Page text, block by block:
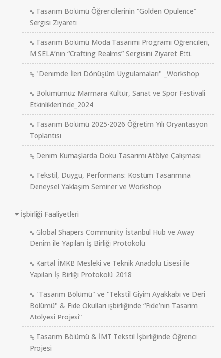
Tasarım Bölümü Öğrencilerinin “Golden Opulence”
Sergisi Ziyareti
Tasarım Bölümü Moda Tasarımı Programı Öğrencileri,
MİSELA’nın “Crafting Realms” Sergisini Ziyaret Etti.
"Denimde İleri Dönüşüm Uygulamaları" _Workshop
Bölümümüz Marmara Kültür, Sanat ve Spor Festivali
Etkinlikleri'nde_2024
Tasarım Bölümü 2025-2026 Öğretim Yılı Oryantasyon
Toplantısı
Denim Kumaşlarda Doku Tasarımı Atölye Çalışması
Tekstil, Duygu, Performans: Kostüm Tasarımına
Deneysel Yaklaşım Seminer ve Workshop
İşbirliği Faaliyetleri
Global Shapers Community İstanbul Hub ve Away
Denim ile Yapılan İş Birliği Protokolü
Kartal İMKB Mesleki ve Teknik Anadolu Lisesi ile
Yapılan İş Birliği Protokolü_2018
"Tasarım Bölümü" ve "Tekstil Giyim Ayakkabı ve Deri
Bölümü" & Fide Okulları işbirliğinde “Fide’nin Tasarım
Atölyesi Projesi”
Tasarım Bölümü & İMT Tekstil İşbirliğinde Öğrenci
Projesi